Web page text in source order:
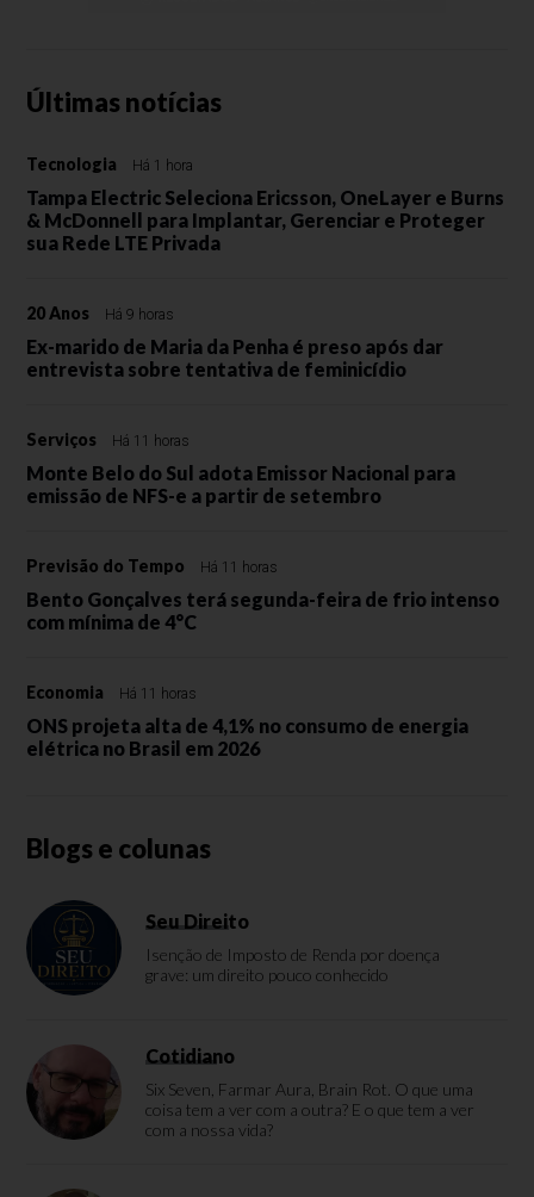
Últimas notícias
Tecnologia Há 1 hora
Tampa Electric Seleciona Ericsson, OneLayer e Burns
& McDonnell para Implantar, Gerenciar e Proteger
sua Rede LTE Privada
20 Anos Há 9 horas
Ex-marido de Maria da Penha é preso após dar
entrevista sobre tentativa de feminicídio
Serviços Há 11 horas
Monte Belo do Sul adota Emissor Nacional para
emissão de NFS-e a partir de setembro
Previsão do Tempo Há 11 horas
Bento Gonçalves terá segunda-feira de frio intenso
com mínima de 4°C
Economia Há 11 horas
ONS projeta alta de 4,1% no consumo de energia
elétrica no Brasil em 2026
Blogs e colunas
Seu Direito
Isenção de Imposto de Renda por doença
grave: um direito pouco conhecido
Cotidiano
Six Seven, Farmar Aura, Brain Rot. O que uma
coisa tem a ver com a outra? E o que tem a ver
com a nossa vida?